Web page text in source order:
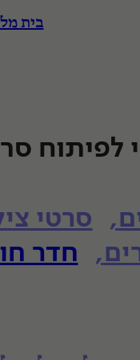
בית
לפיתוח
סרטי
חדר